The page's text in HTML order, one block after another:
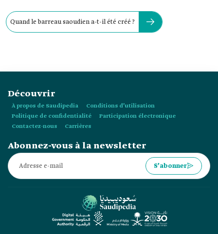
Quand le barreau saoudien a-t-il été créé ?
Découvrir
À propos de Saudipedia
Conditions d’utilisation
Politique de confidentialité
Participation électronique
Contactez-nous
Carrières
Abonnez-vous à la newsletter
S’abonner